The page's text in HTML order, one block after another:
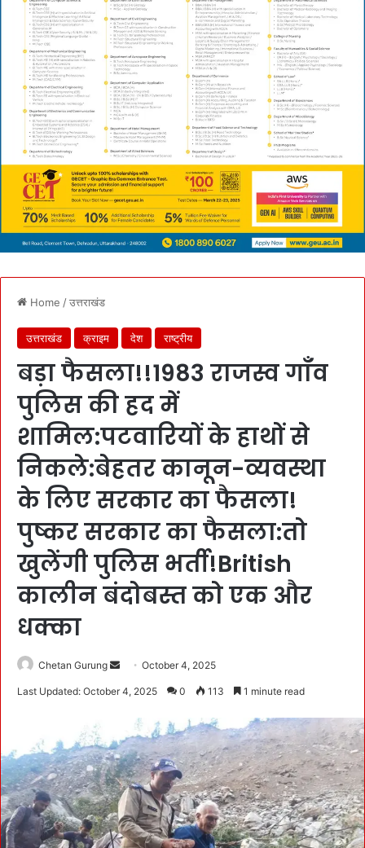
Home /उत्तराखंड
उत्तराखंड क्राइम देश राष्ट्रीय
बड़ा फैसला!!1983 राजस्व गाँव
पुलिस की हद में
शामिल:पटवारियों के हाथों से
निकले:बेहतर कानून-व्यवस्था
के लिए सरकार का फैसला!
पुष्कर सरकार का फैसला:तो
खुलेंगी पुलिस भर्ती!British
कालीन बंदोबस्त को एक और
धक्का
Chetan Gurung
a
n
e
m
a
i
October 4, 2025
Last Updated: October 4, 2025 0 113 1 minute read